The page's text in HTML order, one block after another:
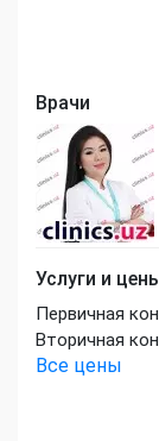
Врачи
Услуги и
Первичная
Вторичная
Все цены